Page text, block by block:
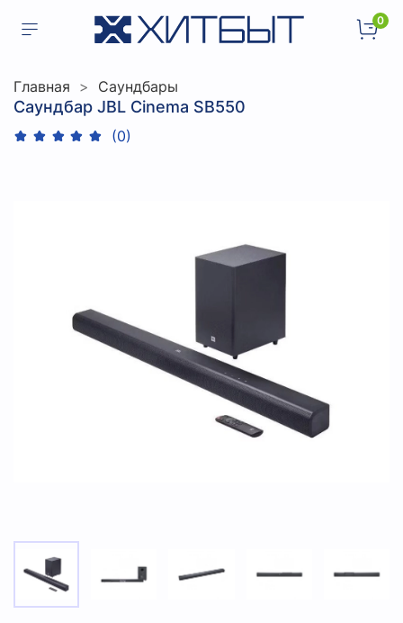
0
Главная Саундбары
Саундбар JBL Cinema SB550
(0)